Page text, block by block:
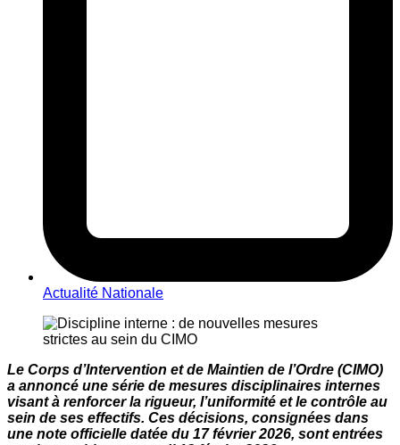
Actualité Nationale
Le Corps d’Intervention et de Maintien de l’Ordre (CIMO)
a annoncé une série de mesures disciplinaires internes
visant à renforcer la rigueur, l’uniformité et le contrôle au
sein de ses effectifs. Ces décisions, consignées dans
une note officielle datée du 17 février 2026, sont entrées